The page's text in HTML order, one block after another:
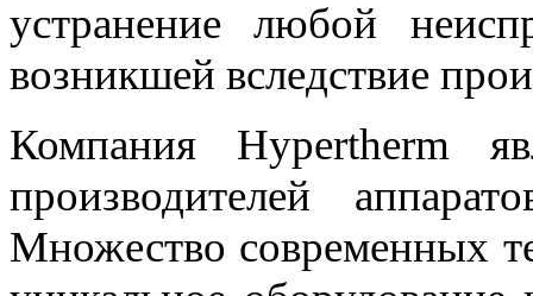
устранение любой
возникшей вследствие
Компания Hypertherm
производителей
Множество современных